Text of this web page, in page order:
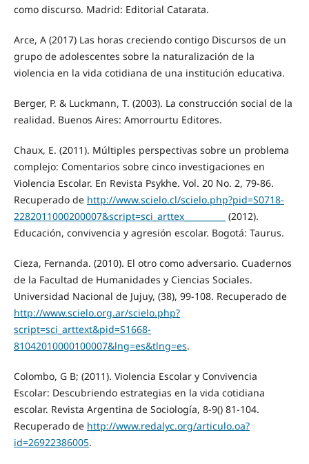
como discurso. Madrid: Editorial Catarata.
Arce, A (2017) Las horas creciendo contigo Discursos de un
grupo de adolescentes sobre la naturalización de la
violencia en la vida cotidiana de una institución educativa.
Berger, P. & Luckmann, T. (2003). La construcción social de la
realidad. Buenos Aires: Amorrourtu Editores.
Chaux, E. (2011). Múltiples perspectivas sobre un problema
complejo: Comentarios sobre cinco investigaciones en
Violencia Escolar. En Revista Psykhe. Vol. 20 No. 2, 79-86.
Recuperado de http://www.scielo.cl/scielo.php?pid=S0718-
2282011000200007&script=sci_arttex__________
(2012).
Educación, convivencia y agresión escolar. Bogotá: Taurus.
Cieza, Fernanda. (2010). El otro como adversario. Cuadernos
de la Facultad de Humanidades y Ciencias Sociales.
Universidad Nacional de Jujuy, (38), 99-108. Recuperado de
http://www.scielo.org.ar/scielo.php?
script=sci_arttext&pid=S1668-
81042010000100007&lng=es&tlng=es.
Colombo, G B; (2011). Violencia Escolar y Convivencia
Escolar: Descubriendo estrategias en la vida cotidiana
escolar. Revista Argentina de Sociología, 8-9() 81-104.
Recuperado de http://www.redalyc.org/articulo.oa?
id=26922386005.